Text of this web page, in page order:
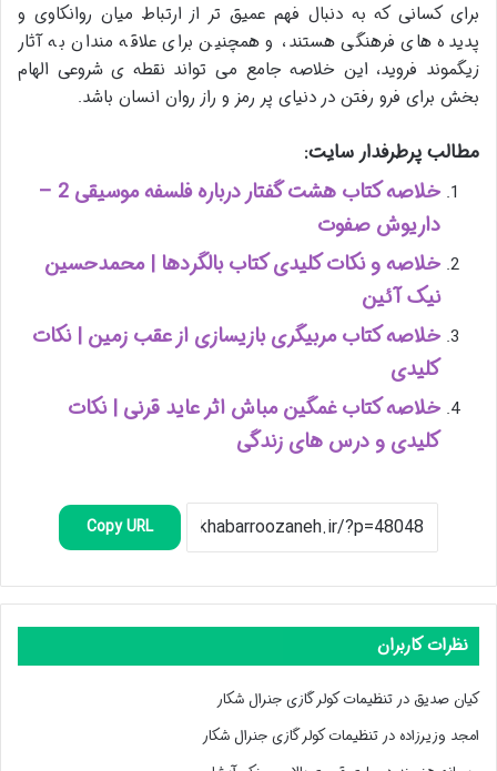
برای کسانی که به دنبال فهم عمیق تر از ارتباط میان روانکاوی و
پدیده های فرهنگی هستند، و همچنین برای علاقه مندان به آثار
زیگموند فروید، این خلاصه جامع می تواند نقطه ی شروعی الهام
بخش برای فرو رفتن در دنیای پر رمز و راز روان انسان باشد.
مطالب پرطرفدار سایت:
خلاصه کتاب هشت گفتار درباره فلسفه موسیقی 2 –
داریوش صفوت
خلاصه و نکات کلیدی کتاب بالگردها | محمدحسین
نیک آئین
خلاصه کتاب مربیگری بازیسازی از عقب زمین | نکات
کلیدی
خلاصه کتاب غمگین مباش اثر عاید قرنی | نکات
کلیدی و درس های زندگی
Copy URL
نظرات کاربران
کیان صدیق در تنظیمات کولر گازی جنرال شکار
امجد وزیرزاده در تنظیمات کولر گازی جنرال شکار